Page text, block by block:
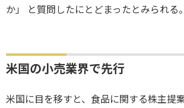
か」 と質問したにとどまったとみられる。
米国の小売業界で先行
米国に目を移すと、食品に関する株主提